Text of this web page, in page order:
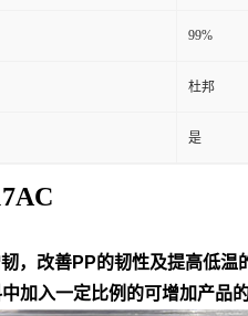
99%
杜邦
是
，改善PP的韧性及提高低温
加入一定比例的可增加产品